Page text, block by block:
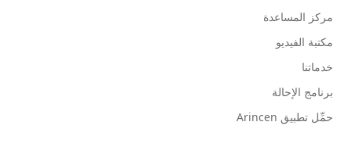
مركز المساعدة
مكتبة الفيديو
خدماتنا
برنامج الإحالة
حمِّل تطبيق Arincen